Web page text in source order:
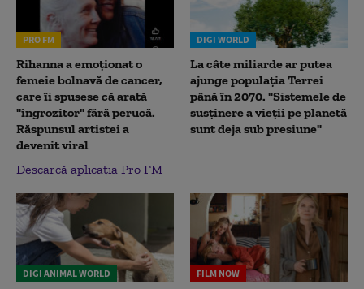
PRO FM
Rihanna a emoționat o
femeie bolnavă de cancer,
care îi spusese că arată
"îngrozitor" fără perucă.
Răspunsul artistei a
devenit viral
Descarcă aplicația Pro FM
DIGI WORLD
La câte miliarde ar putea
ajunge populația Terrei
până în 2070. "Sistemele de
susținere a vieții pe planetă
sunt deja sub presiune"
DIGI ANIMAL WORLD FILM NOW